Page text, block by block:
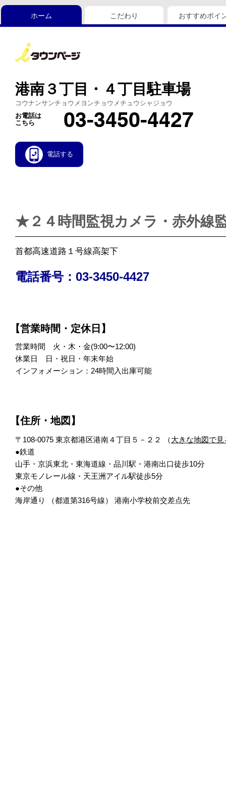
ホーム こだわり おすすめポイ
港南３丁目・４丁目駐車場
コウナンサンチョウメヨンチョウメチュウシャジョウ
お電話は
こちら
03-3450-4427
電話する
★２４時間監視カメラ・赤外線
首都高速道路１号線高架下
電話番号：03-3450-4427
【営業時間・定休日】
営業時間 火・木・金(9:00〜12:00)
休業日 日・祝日・年末年始
インフォメーション：24時間入出庫可能
【住所・地図】
〒108-0075 東京都港区港南４丁目５－２２ （大きな地図で見
●鉄道
山手・京浜東北・東海道線・品川駅・港南出口徒歩10分
東京モノレール線・天王洲アイル駅徒歩5分
●その他
海岸通り （都道第316号線） 港南小学校前交差点先